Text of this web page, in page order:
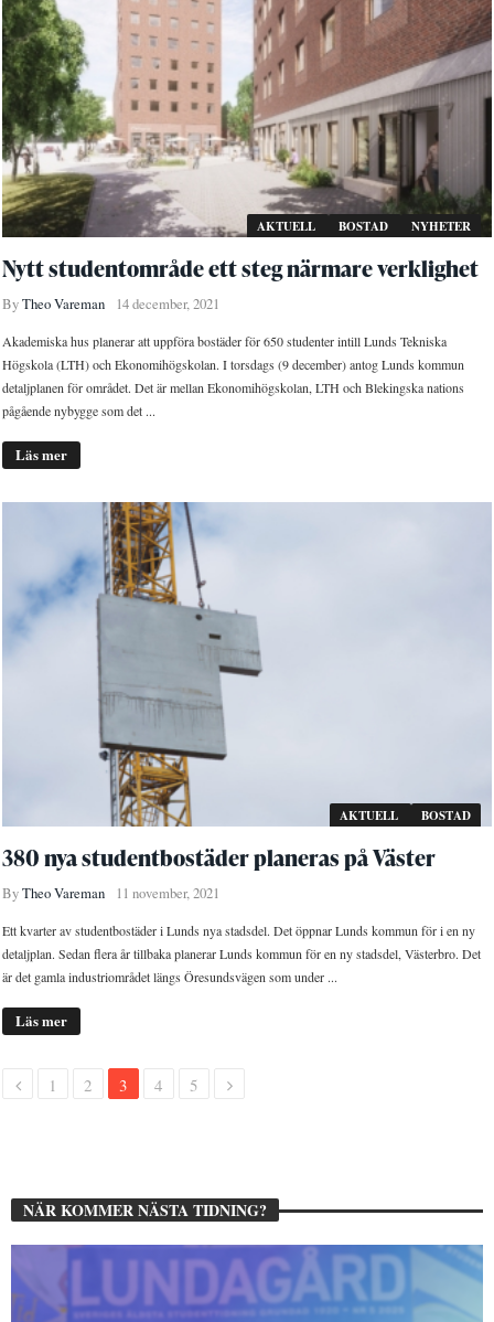
AKTUELL BOSTAD NYHETER
Nytt studentområde ett steg närmare verklighet
ByTheo Vareman 14 december, 2021
Akademiska hus planerar att uppföra bostäder för 650 studenter intill Lunds Tekniska
Högskola (LTH) och Ekonomihögskolan. I torsdags (9 december) antog Lunds kommun
detaljplanen för området. Det är mellan Ekonomihögskolan, LTH och Blekingska nations
pågående nybygge som det ...
Läs mer
AKTUELL BOSTAD
380 nya studentbostäder planeras på Väster
ByTheo Vareman 11 november, 2021
Ett kvarter av studentbostäder i Lunds nya stadsdel. Det öppnar Lunds kommun för i en ny
detaljplan. Sedan flera år tillbaka planerar Lunds kommun för en ny stadsdel, Västerbro. Det
är det gamla industriområdet längs Öresundsvägen som under ...
Läs mer
1 2 3 4 5
NÄR KOMMER NÄSTA TIDNING?